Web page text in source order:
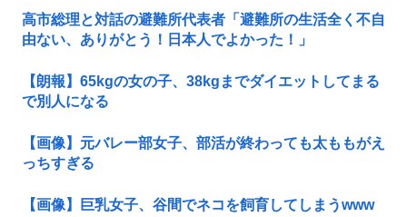
高市総理と対話の避難所代表者「避難所の生活全く不自
由ない、ありがとう！日本人でよかった！」
【朗報】65kgの女の子、38kgまでダイエットしてまる
で別人になる
【画像】元バレー部女子、部活が終わっても太ももがえ
っちすぎる
【画像】巨乳女子、谷間でネコを飼育してしまうwww